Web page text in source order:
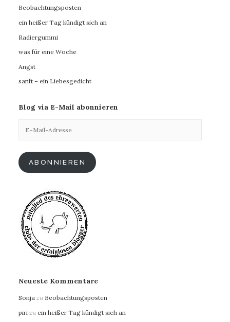
Beobachtungsposten
ein heißer Tag kündigt sich an
Radiergummi
was für eine Woche
Angst
sanft – ein Liebesgedicht
Blog via E-Mail abonnieren
Mail-
ABONNIEREN
Neueste Kommentare
Sonja zu Beobachtungsposten
piri zu ein heißer Tag kündigt sich an